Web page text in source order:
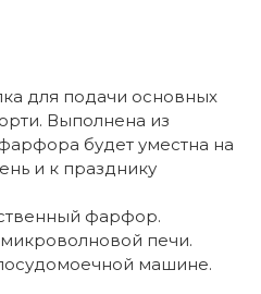
для подачи основных
Выполнена из
будет уместна на
и к празднику
фарфор.
печи.
машине.